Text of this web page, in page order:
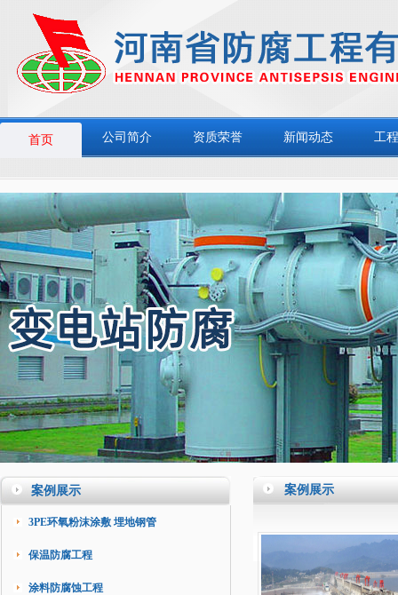
首页 公司简介 资质荣誉 新闻动态 工
案例展示
3PE环氧粉沫涂敷 埋地钢管
保温防腐工程
涂料防腐蚀工程
案例展示